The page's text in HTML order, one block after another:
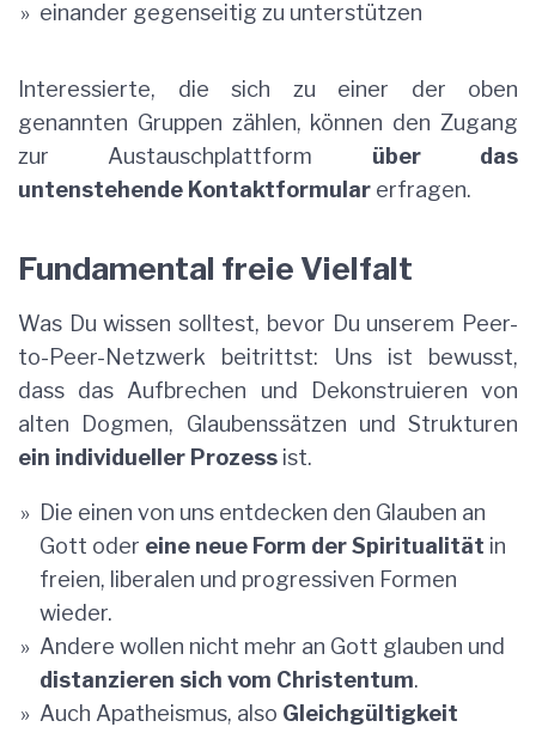
einander gegenseitig zu unterstützen
Interessierte, die sich zu einer der oben
genannten Gruppen zählen, können den Zugang
zur Austauschplattform über das
untenstehende Kontaktformular erfragen.
Fundamental freie Vielfalt
Was Du wissen solltest, bevor Du unserem Peer-
to-Peer-Netzwerk beitrittst: Uns ist bewusst,
dass das Aufbrechen und Dekonstruieren von
alten Dogmen, Glaubenssätzen und Strukturen
ein individueller Prozess ist.
Die einen von uns entdecken den Glauben an
Gott oder eine neue Form der Spiritualität in
freien, liberalen und progressiven Formen
wieder.
Andere wollen nicht mehr an Gott glauben und
distanzieren sich vom Christentum.
Auch Apatheismus, also Gleichgültigkeit